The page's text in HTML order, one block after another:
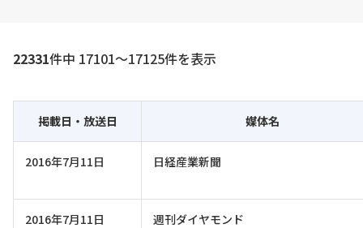
22331件中 17101〜17125件を表示
掲載日・放送日 媒体名
2016年7月11日 日経産業新聞
2016年7月11日 週刊ダイヤモンド